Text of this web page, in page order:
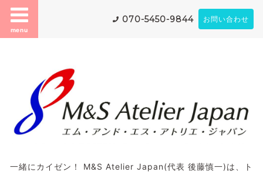
menu
070-5450-9844 お問い合わせ
一緒にカイゼン！ M&S Atelier Japan(代表 後藤慎一)は、ト